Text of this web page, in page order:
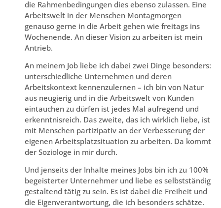
die Rahmenbedingungen dies ebenso zulassen. Eine
Arbeitswelt in der Menschen Montagmorgen
genauso gerne in die Arbeit gehen wie freitags ins
Wochenende. An dieser Vision zu arbeiten ist mein
Antrieb.
An meinem Job liebe ich dabei zwei Dinge besonders:
unterschiedliche Unternehmen und deren
Arbeitskontext kennenzulernen – ich bin von Natur
aus neugierig und in die Arbeitswelt von Kunden
eintauchen zu dürfen ist jedes Mal aufregend und
erkenntnisreich. Das zweite, das ich wirklich liebe, ist
mit Menschen partizipativ an der Verbesserung der
eigenen Arbeitsplatzsituation zu arbeiten. Da kommt
der Soziologe in mir durch.
Und jenseits der Inhalte meines Jobs bin ich zu 100%
begeisterter Unternehmer und liebe es selbstständig
gestaltend tätig zu sein. Es ist dabei die Freiheit und
die Eigenverantwortung, die ich besonders schätze.